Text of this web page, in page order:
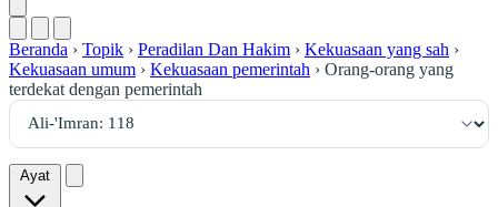
Beranda › Topik › Peradilan Dan Hakim › Kekuasaan yang sah ›
Kekuasaan umum › Kekuasaan pemerintah › Orang-orang yang
terdekat dengan pemerintah
Ayat